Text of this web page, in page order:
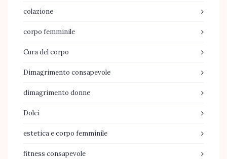
colazione
corpo femminile
Cura del corpo
Dimagrimento consapevole
dimagrimento donne
Dolci
estetica e corpo femminile
fitness consapevole